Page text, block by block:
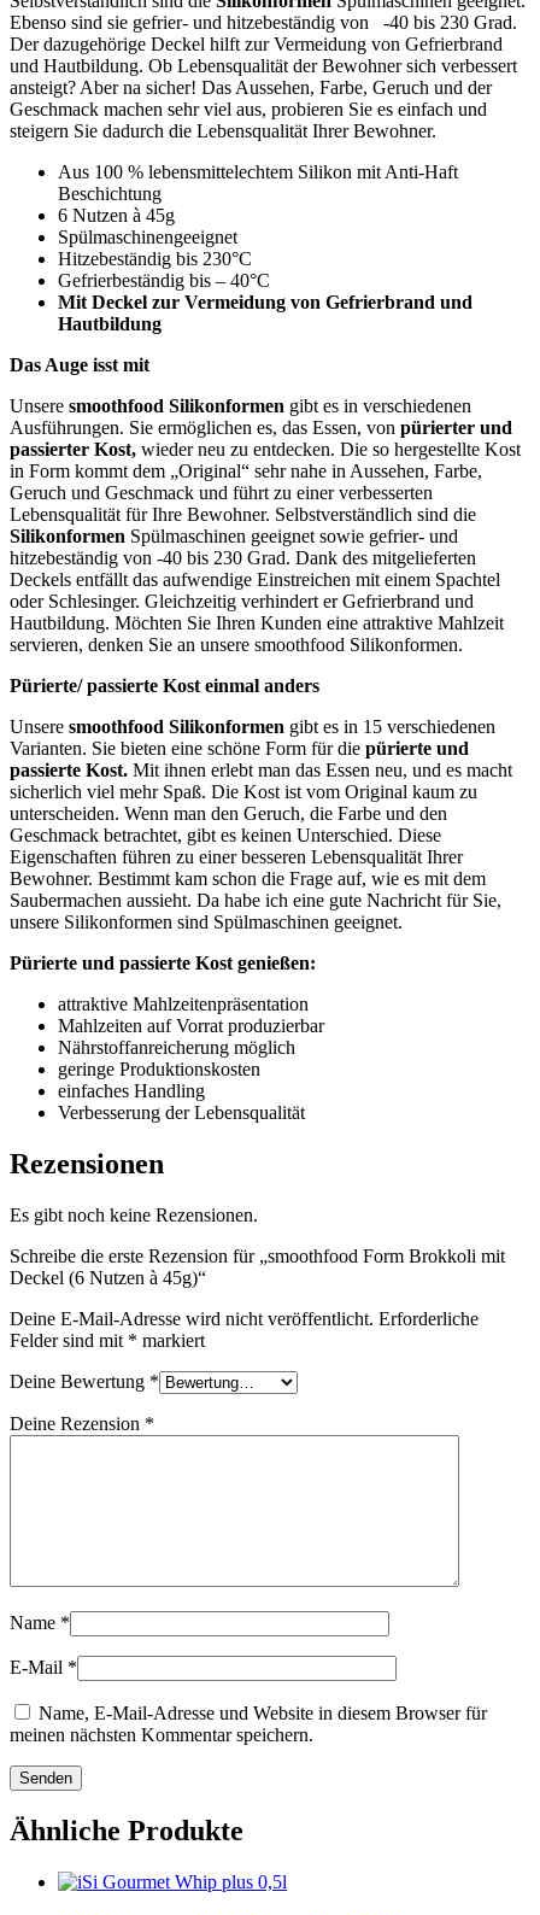
Ebenso sind sie gefrier- und hitzebeständig von -40 bis 230 Grad.
Der dazugehörige Deckel hilft zur Vermeidung von Gefrierbrand
und Hautbildung. Ob Lebensqualität der Bewohner sich verbessert
ansteigt? Aber na sicher! Das Aussehen, Farbe, Geruch und der
Geschmack machen sehr viel aus, probieren Sie es einfach und
steigern Sie dadurch die Lebensqualität Ihrer Bewohner.
Aus 100 % lebensmittelechtem Silikon mit Anti-Haft
Beschichtung
6 Nutzen à 45g
Spülmaschinengeeignet
Hitzebeständig bis 230°C
Gefrierbeständig bis – 40°C
Mit Deckel zur Vermeidung von Gefrierbrand und
Hautbildung
Das Auge isst mit
Unsere smoothfood Silikonformen gibt es in verschiedenen
Ausführungen. Sie ermöglichen es, das Essen, von pürierter und
passierter Kost, wieder neu zu entdecken. Die so hergestellte Kost
in Form kommt dem „Original“ sehr nahe in Aussehen, Farbe,
Geruch und Geschmack und führt zu einer verbesserten
Lebensqualität für Ihre Bewohner. Selbstverständlich sind die
Silikonformen Spülmaschinen geeignet sowie gefrier- und
hitzebeständig von -40 bis 230 Grad. Dank des mitgelieferten
Deckels entfällt das aufwendige Einstreichen mit einem Spachtel
oder Schlesinger. Gleichzeitig verhindert er Gefrierbrand und
Hautbildung. Möchten Sie Ihren Kunden eine attraktive Mahlzeit
servieren, denken Sie an unsere smoothfood Silikonformen.
Pürierte/ passierte Kost einmal anders
Unsere smoothfood Silikonformen gibt es in 15 verschiedenen
Varianten. Sie bieten eine schöne Form für die pürierte und
passierte Kost. Mit ihnen erlebt man das Essen neu, und es macht
sicherlich viel mehr Spaß. Die Kost ist vom Original kaum zu
unterscheiden. Wenn man den Geruch, die Farbe und den
Geschmack betrachtet, gibt es keinen Unterschied. Diese
Eigenschaften führen zu einer besseren Lebensqualität Ihrer
Bewohner. Bestimmt kam schon die Frage auf, wie es mit dem
Saubermachen aussieht. Da habe ich eine gute Nachricht für Sie,
unsere Silikonformen sind Spülmaschinen geeignet.
Pürierte und passierte Kost genießen:
attraktive Mahlzeitenpräsentation
Mahlzeiten auf Vorrat produzierbar
Nährstoffanreicherung möglich
geringe Produktionskosten
einfaches Handling
Verbesserung der Lebensqualität
Rezensionen
Es gibt noch keine Rezensionen.
Schreibe die erste Rezension für „smoothfood Form Brokkoli mit
Deckel (6 Nutzen à 45g)“
Deine E-Mail-Adresse wird nicht veröffentlicht. Erforderliche
Felder sind mit * markiert
Deine Bewertung *
Deine Rezension *
Name *
E-Mail *
Name, E-Mail-Adresse und Website in diesem Browser für
meinen nächsten Kommentar speichern.
Ähnliche Produkte